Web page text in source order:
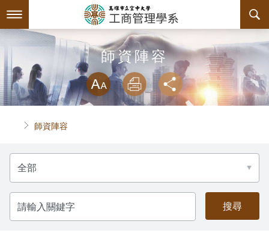
到
要
最新消息
系所簡介
關於本系
本系特色
教育目標與核心能力
系主任介紹
工商系訊
師資陣容
課程規劃
課程簡介
課程總覽
授課大綱
互動服務
檔案下載
相關連結
系學會
組織章程
回空大首頁
師資陣容
略過字型切
放大
列印 分享
首頁師資陣容
請
選
擇:
請
輸
入
關